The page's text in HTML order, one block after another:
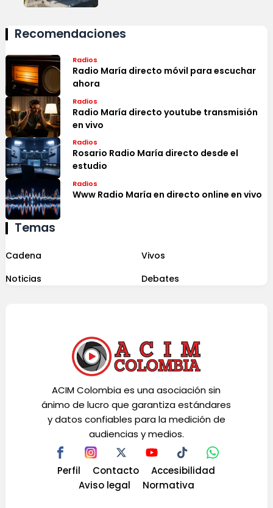
Recomendaciones
Radios
Radio María directo móvil para escuchar
ahora
Radios
Radio María directo youtube transmisión
en vivo
Radios
Rosario Radio María directo desde el
estudio
Radios
Www Radio María en directo online en vivo
Temas
Cadena
Vivos
Noticias
Debates
ACIM Colombia es una asociación sin
ánimo de lucro que garantiza estándares
y datos confiables para la medición de
audiencias y medios.
Perfil Contacto
Accesibilidad
Aviso legal
Normativa